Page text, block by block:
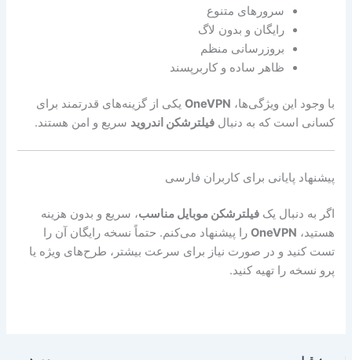
سرورهای متنوع
رایگان و بدون لاگ
بروزرسانی منظم
ظاهر ساده و کاربرپسند
با وجود این ویژگی‌ها، OneVPN یکی از گزینه‌های قدرتمند برای
کسانی است که به دنبالفیلترشکن اندروید سریع و امن هستند.
پیشنهاد پایانی برای کاربران فارسی
اگر به دنبال یکفیلترشکن موبایل مناسب، سریع و بدون هزینه
هستید، OneVPN را پیشنهاد می‌کنم. حتماً نسخه رایگان آن را
تست کنید و در صورت نیاز برای سرعت بیشتر، طرح‌های ویژه یا
پرو نسخه را تهیه کنید.